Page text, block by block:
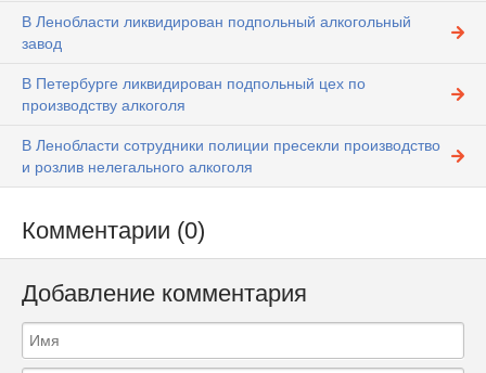
В Ленобласти ликвидирован подпольный алкогольный
завод
В Петербурге ликвидирован подпольный цех по
производству алкоголя
В Ленобласти сотрудники полиции пресекли производство
и розлив нелегального алкоголя
Комментарии (0)
Добавление комментария